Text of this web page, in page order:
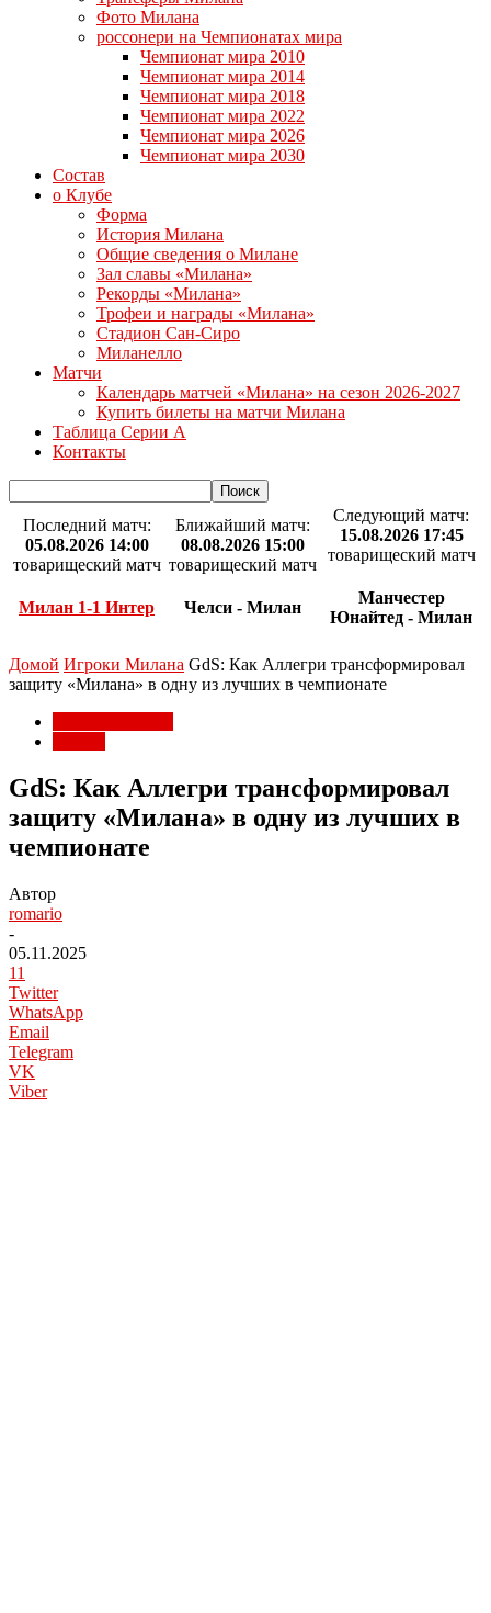
Фото Милана
россонери на Чемпионатах мира
Чемпионат мира 2010
Чемпионат мира 2014
Чемпионат мира 2018
Чемпионат мира 2022
Чемпионат мира 2026
Чемпионат мира 2030
Состав
о Клубе
Форма
История Милана
Общие сведения о Милане
Зал славы «Милана»
Рекорды «Милана»
Трофеи и награды «Милана»
Стадион Сан-Сиро
Миланелло
Матчи
Календарь матчей «Милана» на сезон 2026-2027
Купить билеты на матчи Милана
Таблица Серии А
Контакты
Последний матч:
05.08.2026 14:00
товарищеский матч
Милан 1-1 Интер
Ближайший матч:
08.08.2026 15:00
товарищеский матч
Челси - Милан
Следующий матч:
15.08.2026 17:45
товарищеский матч
Манчестер
Юнайтед - Милан
Домой Игроки Милана GdS: Как Аллегри трансформировал
защиту «Милана» в одну из лучших в чемпионате
GdS: Как Аллегри трансформировал
защиту «Милана» в одну из лучших в
чемпионате
Автор
romario
-
05.11.2025
11
Twitter
WhatsApp
Email
Telegram
VK
Viber